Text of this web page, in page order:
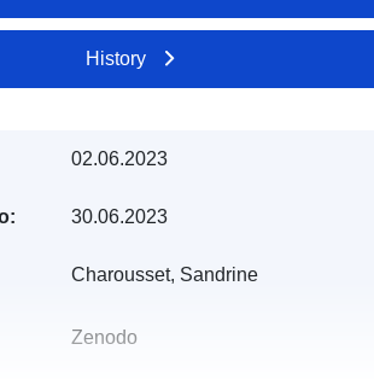
History
02.06.2023
30.06.2023
Charousset, Sandrine
Zenodo